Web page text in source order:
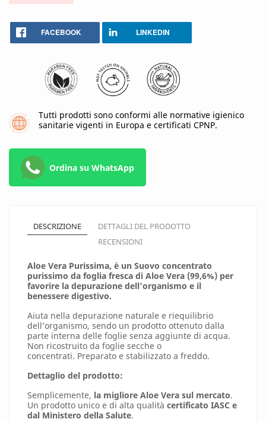
FACEBOOK LINKEDIN
Tutti prodotti sono conformi alle normative igienico
sanitarie vigenti in Europa e certificati CPNP.
Ordina su WhatsApp
DESCRIZIONE
DETTAGLI DEL PRODOTTO
RECENSIONI
Aloe Vera Purissima, è un Suovo concentrato
purissimo da foglia fresca di Aloe Vera (99,6%) per
favorire la depurazione dell’organismo e il
benessere digestivo.
Aiuta nella depurazione naturale e riequilibrio
dell’organismo, sendo un prodotto ottenuto dalla
parte interna delle foglie senza aggiunte di acqua.
Non ricostruito da foglie secche o
concentrati. Preparato e stabilizzato a freddo.
Dettaglio del prodotto:
Semplicemente, la migliore Aloe Vera sul mercato.
Un prodotto unico e di alta qualità certificato IASC e
dal Ministero della Salute.